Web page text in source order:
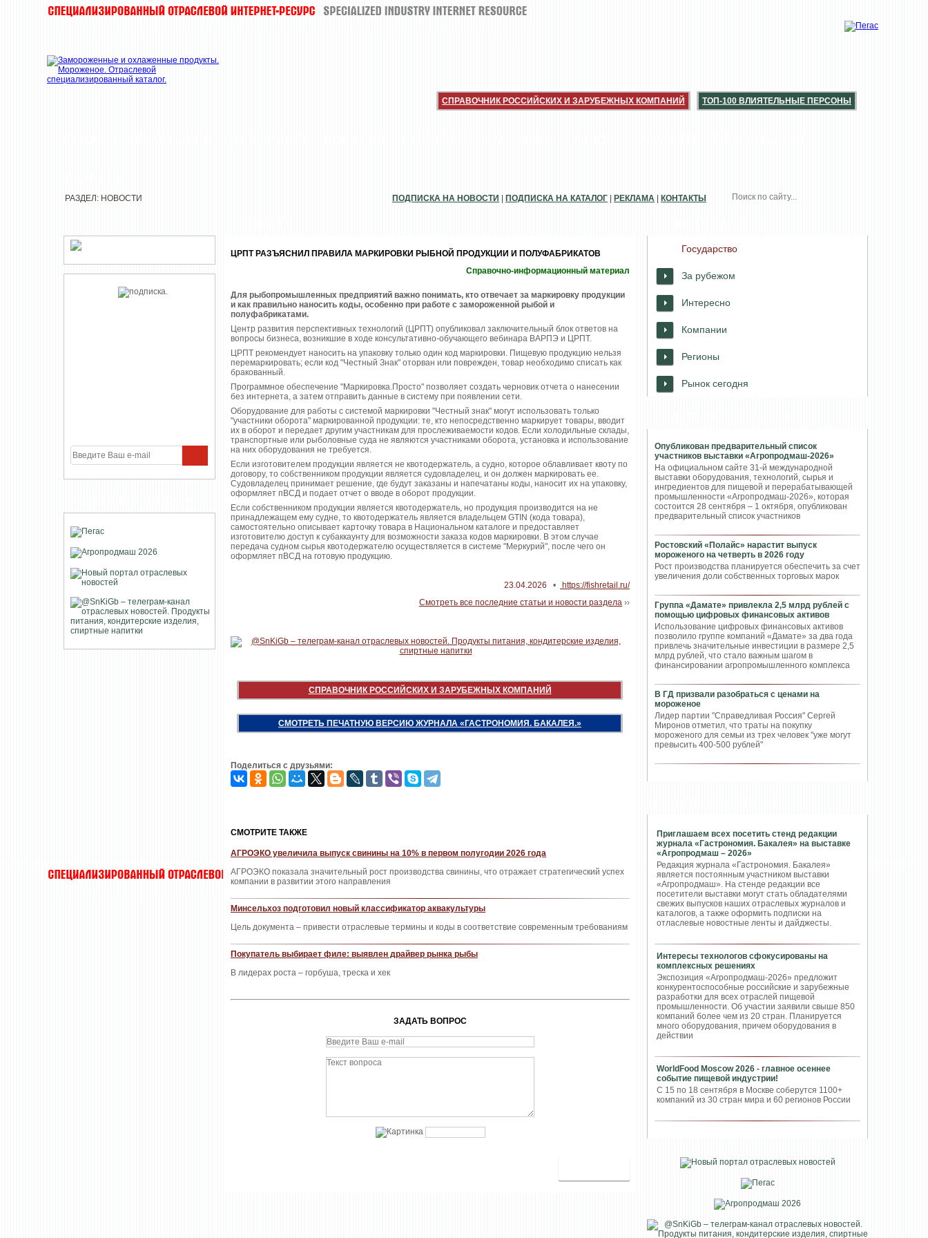
СПРАВОЧНИК РОССИЙСКИХ И ЗАРУБЕЖНЫХ КОМПАНИЙ ТОП-100 ВЛИЯТЕЛЬНЫЕ ПЕРСОНЫ
Государство
За рубежом
Интересно
Компании
Регионы
Рынок сегодня
Опубликован предварительный список
участников выставки «Агропродмаш-2026»
На официальном сайте 31-й международной
выставки оборудования, технологий, сырья и
ингредиентов для пищевой и перерабатывающей
промышленности «Агропродмаш-2026», которая
состоится 28 сентября – 1 октября, опубликован
предварительный список участников
Ростовский «Полайс» нарастит выпуск
мороженого на четверть в 2026 году
Рост производства планируется обеспечить за счет
увеличения доли собственных торговых марок
Группа «Дамате» привлекла 2,5 млрд рублей с
помощью цифровых финансовых активов
Использование цифровых финансовых активов
позволило группе компаний «Дамате» за два года
привлечь значительные инвестиции в размере 2,5
млрд рублей, что стало важным шагом в
финансировании агропромышленного комплекса
В ГД призвали разобраться с ценами на
мороженое
Лидер партии "Справедливая Россия" Сергей
Миронов отметил, что траты на покупку
мороженого для семьи из трех человек "уже могут
превысить 400-500 рублей"
Приглашаем всех посетить стенд редакции
журнала «Гастрономия. Бакалея» на выставке
«Агропродмаш – 2026»
Редакция журнала «Гастрономия. Бакалея»
является постоянным участником выставки
«Агропродмаш». На стенде редакции все
посетители выставки могут стать обладателями
свежих выпусков наших отраслевых журналов и
каталогов, а также оформить подписки на
отласлевые новостные ленты и дайджесты.
Интересы технологов сфокусированы на
комплексных решениях
Экспозиция «Агропродмаш-2026» предложит
конкурентоспособные российские и зарубежные
разработки для всех отраслей пищевой
промышленности. Об участии заявили свыше 850
компаний более чем из 20 стран. Планируется
много оборудования, причем оборудования в
действии
WorldFood Moscow 2026 - главное осеннее
событие пищевой индустрии!
С 15 по 18 сентября в Москве соберутся 1100+
компаний из 30 стран мира и 60 регионов России
РАЗДЕЛ: НОВОСТИ ПОДПИСКА НА НОВОСТИ ПОДПИСКА НА КАТАЛОГ РЕКЛАМА КОНТАКТЫ
ЦРПТ РАЗЪЯСНИЛ ПРАВИЛА МАРКИРОВКИ РЫБНОЙ ПРОДУКЦИИ И ПОЛУФАБРИКАТОВ
Справочно-информационный материал
Для рыбопромышленных предприятий важно понимать, кто отвечает за маркировку продукции
и как правильно наносить коды, особенно при работе с замороженной рыбой и
полуфабрикатами.
Центр развития перспективных технологий (ЦРПТ) опубликовал заключительный блок ответов на
вопросы бизнеса, возникшие в ходе консультативно-обучающего вебинара ВАРПЭ и ЦРПТ.
ЦРПТ рекомендует наносить на упаковку только один код маркировки. Пищевую продукцию нельзя
перемаркировать; если код "Честный Знак" оторван или поврежден, товар необходимо списать как
бракованный.
Программное обеспечение "Маркировка.Просто" позволяет создать черновик отчета о нанесении
без интернета, а затем отправить данные в систему при появлении сети.
Оборудование для работы с системой маркировки "Честный знак" могут использовать только
"участники оборота" маркированной продукции: те, кто непосредственно маркирует товары, вводит
их в оборот и передает другим участникам для прослеживаемости кодов. Если холодильные склады,
транспортные или рыболовные суда не являются участниками оборота, установка и использование
на них оборудования не требуется.
Если изготовителем продукции является не квотодержатель, а судно, которое облавливает квоту по
договору, то собственником продукции является судовладелец, и он должен маркировать ее.
Судовладелец принимает решение, где будут заказаны и напечатаны коды, наносит их на упаковку,
оформляет пВСД и подает отчет о вводе в оборот продукции.
Если собственником продукции является квотодержатель, но продукция производится на не
принадлежащем ему судне, то квотодержатель является владельцем GTIN (кода товара),
самостоятельно описывает карточку товара в Национальном каталоге и предоставляет
изготовителю доступ к субаккаунту для возможности заказа кодов маркировки. В этом случае
передача судном сырья квотодержателю осуществляется в системе "Меркурий", после чего он
оформляет пВСД на готовую продукцию.
23.04.2026 •
https://fishretail.ru/
Смотреть все последние статьи и новости раздела ››
СПРАВОЧНИК РОССИЙСКИХ И ЗАРУБЕЖНЫХ КОМПАНИЙ
СМОТРЕТЬ ПЕЧАТНУЮ ВЕРСИЮ ЖУРНАЛА «ГАСТРОНОМИЯ. БАКАЛЕЯ.»
Поделиться с друзьями:
CМОТРИТЕ ТАКЖЕ
АГРОЭКО увеличила выпуск свинины на 10% в первом полугодии 2026 года
АГРОЭКО показала значительный рост производства свинины, что отражает стратегический успех
компании в развитии этого направления
Минсельхоз подготовил новый классификатор аквакультуры
Цель документа – привести отраслевые термины и коды в соответствие современным требованиям
Покупатель выбирает филе: выявлен драйвер рынка рыбы
В лидерах роста – горбуша, треска и хек
ЗАДАТЬ ВОПРОС